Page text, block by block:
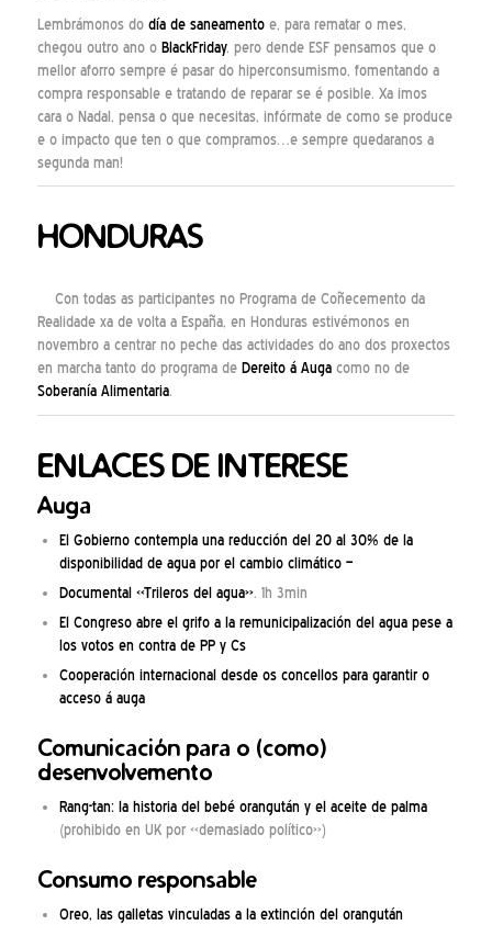
Lembrámonos do día de saneamentoe, para rematar o mes,
chegou outro ano o BlackFriday, pero dende ESF pensamos que o
mellor aforro sempre é pasar do hiperconsumismo, fomentando a
compra responsable e tratando de reparar se é posible. Xa imos
cara o Nadal, pensa o que necesitas, infórmate de como se produce
e o impacto que ten o que compramos…e sempre quedaranos a
segunda man!
HONDURAS
Con todas as participantes no Programa de Coñecemento da
Realidade xa de volta a España, en Honduras estivémonos en
novembro a centrar no peche das actividades do ano dos proxectos
en marcha tanto do programa de Dereito á Augacomo no de
Soberanía Alimentaria.
ENLACES DE INTERESE
Auga
El Gobierno contempla una reducción del 20 al 30% de la
disponibilidad de agua por el cambio climático –
Documental «Trileros del agua». 1h 3min
El Congreso abre el grifo a la remunicipalización del agua pese a
los votos en contra de PP y Cs
Cooperación internacional desde os concellos para garantir o
acceso á auga
Comunicación para o (como)
desenvolvemento
Rang-tan: la historia del bebé orangután y el aceite de palma
(prohibido en UK por «demasiado político»)
Consumo responsable
Oreo, las galletas vinculadas a la extinción del orangután